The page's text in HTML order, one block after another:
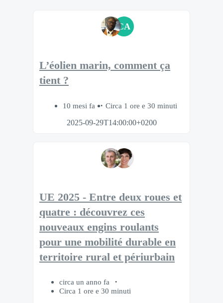
CA
L’éolien marin, comment ça
tient ?
10 mesi fa
Circa 1 ore e 30 minuti
2025-09-29T14:00:00+0200
UE 2025 - Entre deux roues et
quatre : découvrez ces
nouveaux engins roulants
pour une mobilité durable en
territoire rural et périurbain
circa un anno fa
Circa 1 ore e 30 minuti